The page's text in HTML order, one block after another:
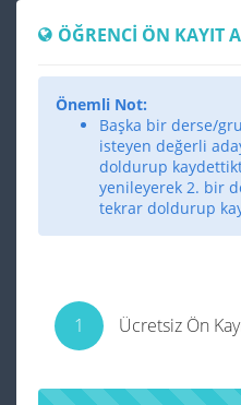
ÖĞRENCI ÖN KAYIT
Önemli Not:
Başka bir derse/
isteyen değerli
doldurup
yenileyerek 2. bir
tekrar doldurup
1 Ücretsiz Ön